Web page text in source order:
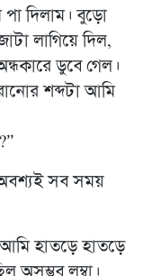
দিলাম। বুড়ো
লাগিয়ে দিল,
ডুবে গেল।
শব্দটা আমি
সব সময়
হাতড়ে হাতড়ে
অসম্ভব লম্বা।